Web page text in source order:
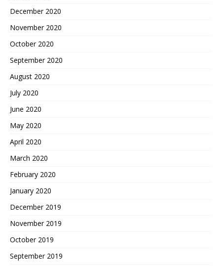
December 2020
November 2020
October 2020
September 2020
August 2020
July 2020
June 2020
May 2020
April 2020
March 2020
February 2020
January 2020
December 2019
November 2019
October 2019
September 2019